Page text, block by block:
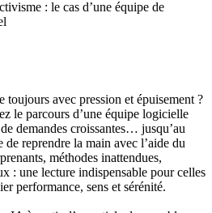
ces nouveaux outils.
comment faire de votre
ausha.co/politique-de-
d'informations.